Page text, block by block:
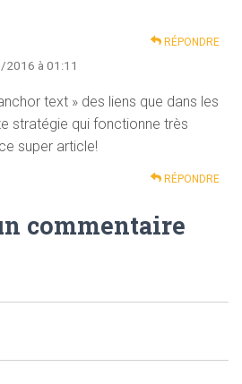
RÉPONDRE
2016 à 01:11
text » des liens que dans les
stratégie qui fonctionne très
super article!
RÉPONDRE
commentaire